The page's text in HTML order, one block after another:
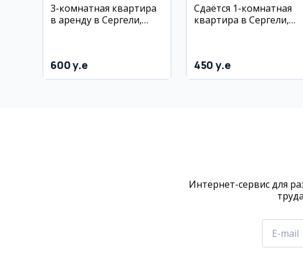
3-комнатная квартира
в аренду в Сергели,
600 y.e
Сдаётся 1-комнатная
квартира в Сергели,
450 y.e
Интернет-сервис для